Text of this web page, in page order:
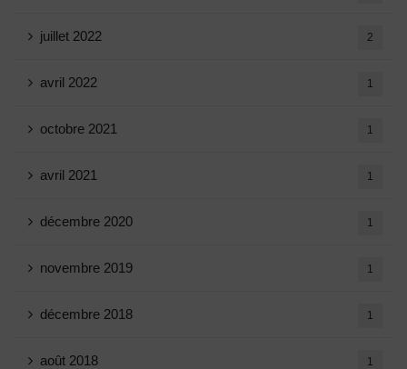
juillet 2022 2
avril 2022 1
octobre 2021 1
avril 2021 1
décembre 2020 1
novembre 2019 1
décembre 2018 1
août 2018 1